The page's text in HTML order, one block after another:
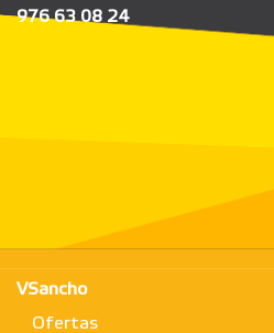
976 63 08 24
VSancho
Ofertas